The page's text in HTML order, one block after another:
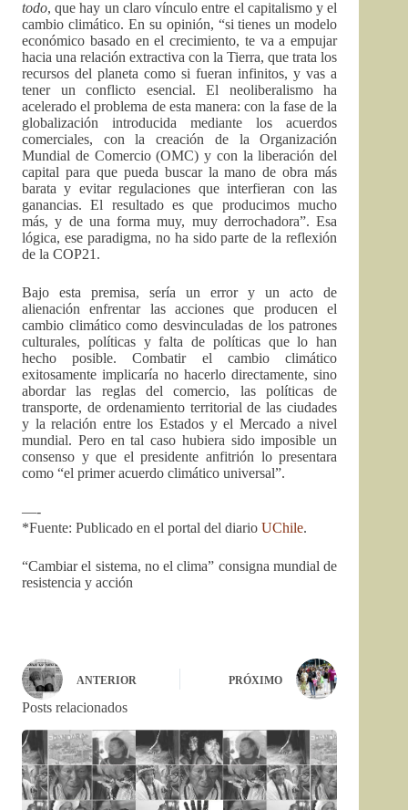
todo, que hay un claro vínculo entre el capitalismo y el
cambio climático. En su opinión, “si tienes un modelo
económico basado en el crecimiento, te va a empujar
hacia una relación extractiva con la Tierra, que trata los
recursos del planeta como si fueran infinitos, y vas a
tener un conflicto esencial. El neoliberalismo ha
acelerado el problema de esta manera: con la fase de la
globalización introducida mediante los acuerdos
comerciales, con la creación de la Organización
Mundial de Comercio (OMC) y con la liberación del
capital para que pueda buscar la mano de obra más
barata y evitar regulaciones que interfieran con las
ganancias. El resultado es que producimos mucho
más, y de una forma muy, muy derrochadora”. Esa
lógica, ese paradigma, no ha sido parte de la reflexión
de la COP21.
Bajo esta premisa, sería un error y un acto de
alienación enfrentar las acciones que producen el
cambio climático como desvinculadas de los patrones
culturales, políticas y falta de políticas que lo han
hecho posible. Combatir el cambio climático
exitosamente implicaría no hacerlo directamente, sino
abordar las reglas del comercio, las políticas de
transporte, de ordenamiento territorial de las ciudades
y la relación entre los Estados y el Mercado a nivel
mundial. Pero en tal caso hubiera sido imposible un
consenso y que el presidente anfitrión lo presentara
como “el primer acuerdo climático universal”.
—-
*Fuente: Publicado en el portal del diario UChile.
“Cambiar el sistema, no el clima” consigna mundial de
resistencia y acción
ANTERIOR PRÓXIMO
Posts relacionados